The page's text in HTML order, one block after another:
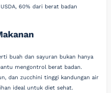
60% dari berat badan
buah dan sayuran bukan hanya
mengontrol berat badan.
dan zucchini tinggi kandungan air
ideal untuk diet sehat.